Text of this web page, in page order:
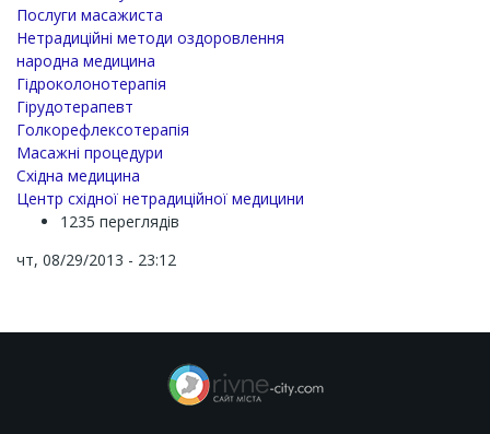
Послуги масажиста
Нетрадиційні методи оздоровлення
народна медицина
Гідроколонотерапія
Гірудотерапевт
Голкорефлексотерапія
Масажні процедури
Східна медицина
Центр східної нетрадиційної медицини
1235 переглядів
чт, 08/29/2013 - 23:12